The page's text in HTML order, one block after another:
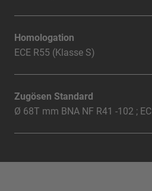
Homologation
ECE R55 (Klasse S)
Zugösen Standard
Ø 68T mm BNA NF R41 -102 ;